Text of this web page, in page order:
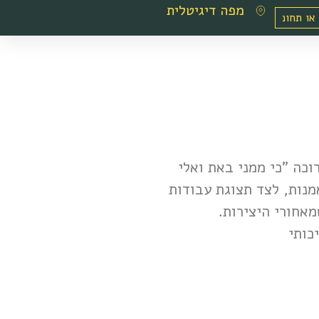
מפה דיגיטלית
"כי ממני באת ואלי
לצד תצוגת עבודות
היצירות.